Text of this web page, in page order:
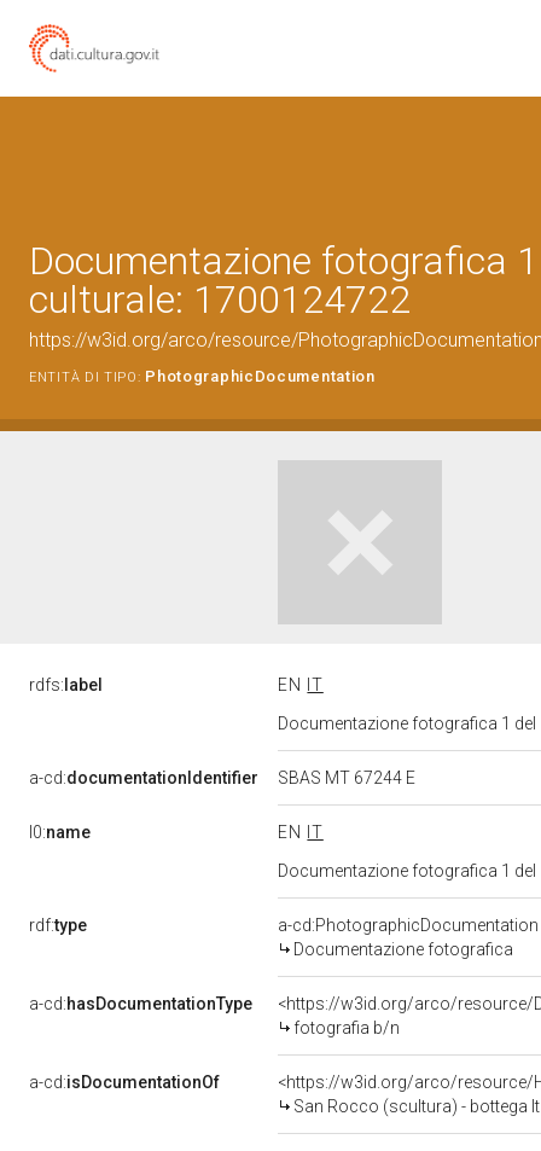
Documentazione fotografica
culturale: 1700124722
https://w3id.org/arco/resource/
ENTITÀ DI TIPO: PhotographicDocumentation
rdfs: label EN
IT
Documentazione fotografica 1
a-cd:documentationIdentifier SBAS MT 67244 E
l0:name EN
IT
Documentazione fotografica 1
rdf:type
a-cd:PhotographicDocumentation
Documentazione fotografica
a-cd:hasDocumentationType
<https://w3id.org/arco/resource/
fotografia b/n
a-cd:isDocumentationOf
<https://w3id.org/arco/resource/
San Rocco (scultura) - bottega